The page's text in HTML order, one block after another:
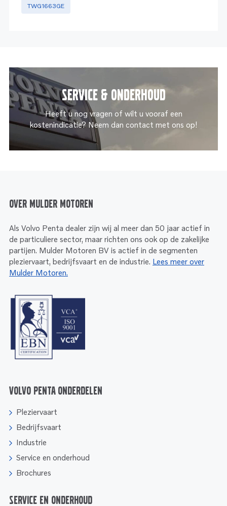
TWG1663GE
Service & onderhoud
Heeft u nog vragen of wilt u vooraf een
kostenindicatie? Neem dan contact met ons op!
Over Mulder Motoren
Als Volvo Penta dealer zijn wij al meer dan 50 jaar actief in
de particuliere sector, maar richten ons ook op de zakelijke
partijen. Mulder Motoren BV is actief in de segmenten
pleziervaart, bedrijfsvaart en de industrie. Lees meer over
Mulder Motoren.
Volvo Penta onderdelen
Pleziervaart
Bedrijfsvaart
Industrie
Service en onderhoud
Brochures
Service en onderhoud